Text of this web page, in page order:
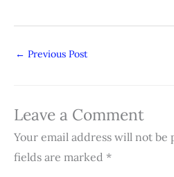
← Previous Post
Leave a Comment
Your email address will not be
fields are marked *